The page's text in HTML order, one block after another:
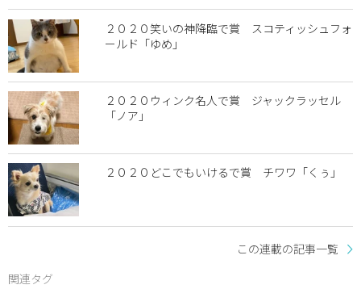
２０２０笑いの神降臨で賞 スコティッシュフォ
ールド「ゆめ」
２０２０ウィンク名人で賞 ジャックラッセル
「ノア」
２０２０どこでもいけるで賞 チワワ「くぅ」
この連載の記事一覧
関連タグ